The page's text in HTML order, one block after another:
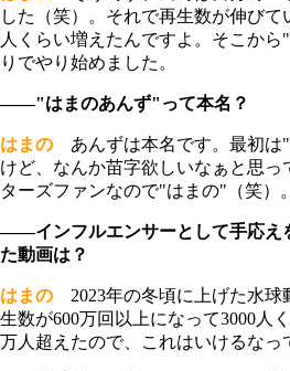
した（笑）。それで再生数が伸び
人くらい増えたんですよ。そこか
りでやり始めました。
――"はまのあんず"って本名？
はまの あんずは本名です。最初は
けど、なんか苗字欲しいなぁと思っ
ターズファンなので"はまの"（笑）。
――インフルエンサーとして手応え
た動画は？
はまの 2023年の冬頃に上げた水球
生数が600万回以上になって3000人
万人超えたので、これはいけるなっ